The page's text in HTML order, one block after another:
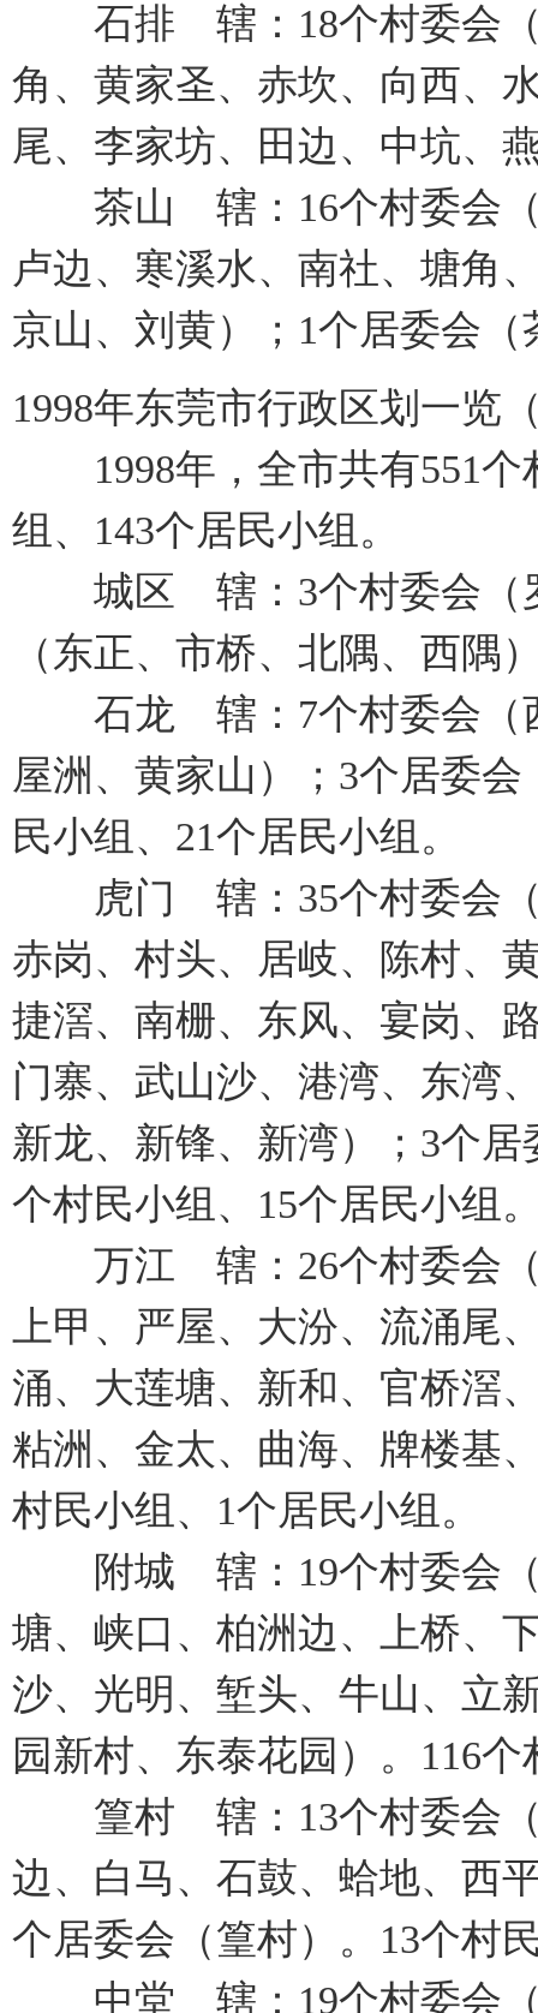
石排 辖：18个村委会（
角、黄家圣、赤坎、向西、
尾、李家坊、田边、中坑、
茶山 辖：16个村委会（
卢边、寒溪水、南社、塘角
京山、刘黄）；1个居委会（
1998年东莞市行政区划一览
1998年，全市共有551个
组、143个居民小组。
城区 辖：3个村委会（罗
（东正、市桥、北隅、西隅
石龙 辖：7个村委会（西
屋洲、黄家山）；3个居委
民小组、21个居民小组。
虎门 辖：35个村委会（
赤岗、村头、居岐、陈村、
捷滘、南栅、东风、宴岗、
门寨、武山沙、港湾、东湾
新龙、新锋、新湾）；3个
个村民小组、15个居民小组
万江 辖：26个村委会（
上甲、严屋、大汾、流涌尾
涌、大莲塘、新和、官桥滘
粘洲、金太、曲海、牌楼基
村民小组、1个居民小组。
附城 辖：19个村委会（
塘、峡口、柏洲边、上桥、
沙、光明、堑头、牛山、立
园新村、东泰花园）。116
篁村 辖：13个村委会（
边、白马、石鼓、蛤地、西
个居委会（篁村）。13个村
中堂 辖：19个村委会（